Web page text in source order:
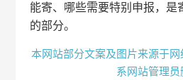
能寄、哪些需要特别申报，是
的部分。
本网站部分文案及图片来源于
系网站管理员